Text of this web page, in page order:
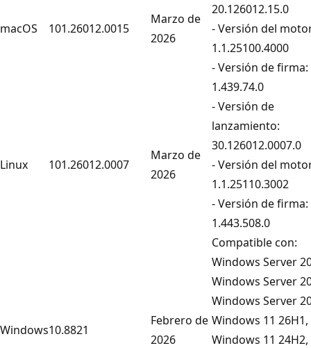
macOS 101.26012.0015
Marzo de
2026
20.126012.15.0
- Versión del
1.1.25100.4000
- Versión de firma:
1.439.74.0
Linux 101.26012.0007
Marzo de
2026
- Versión de
lanzamiento:
30.126012.0007.0
- Versión del
1.1.25110.3002
- Versión de firma:
1.443.508.0
Windows10.8821
Febrero de
2026
Compatible con:
Windows Server
Windows Server
Windows Server
Windows 11 26H1,
Windows 11 24H2,